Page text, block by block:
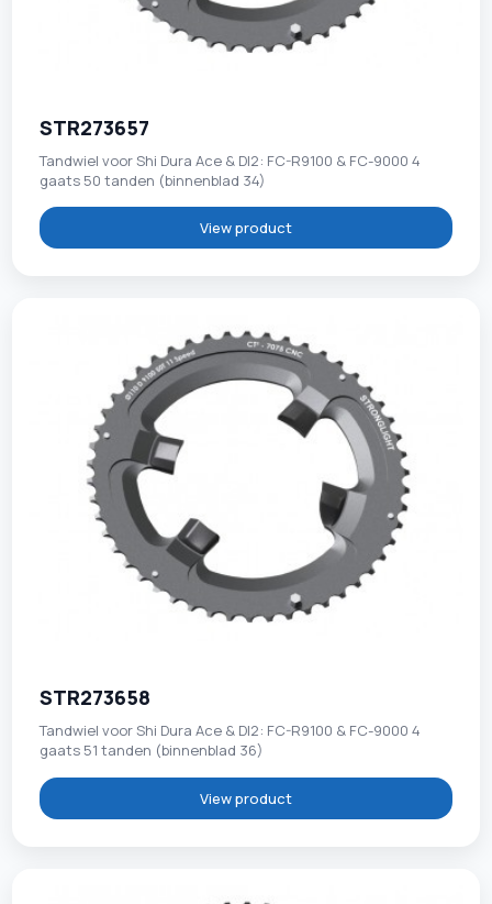
STR273657
Tandwiel voor Shi Dura Ace & DI2: FC-R9100 & FC-9000 4
gaats 50 tanden (binnenblad 34)
View product
STR273658
Tandwiel voor Shi Dura Ace & DI2: FC-R9100 & FC-9000 4
gaats 51 tanden (binnenblad 36)
View product